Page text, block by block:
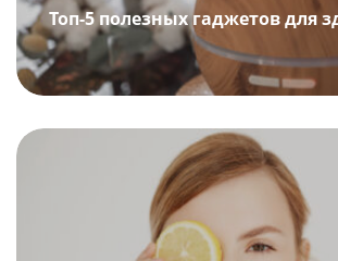
Топ-5 полезных гаджетов для